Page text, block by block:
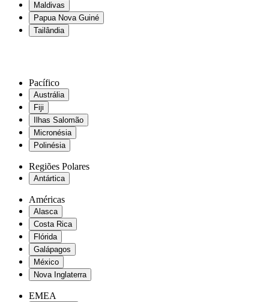
Maldivas
Papua Nova Guiné
Tailândia
Pacífico
Austrália
Fiji
Ilhas Salomão
Micronésia
Polinésia
Regiões Polares
Antártica
Américas
Alasca
Costa Rica
Flórida
Galápagos
México
Nova Inglaterra
EMEA